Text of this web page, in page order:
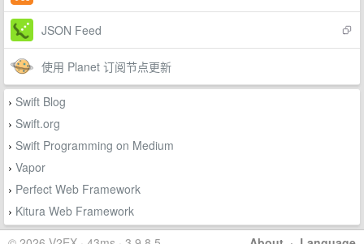
JSON Feed
使用 Planet 订阅节点更新
› Swift Blog
› Swift.org
› Swift Programming on Medium
› Vapor
› Perfect Web Framework
› Kitura Web Framework